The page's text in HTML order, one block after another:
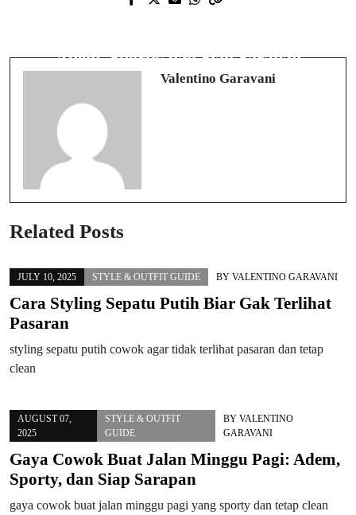
Santai
Adem, Sporty, dan Siap Sarapan
Valentino Garavani
Related Posts
JULY 10, 2025 STYLE & OUTFIT GUIDE BY VALENTINO GARAVANI
Cara Styling Sepatu Putih Biar Gak Terlihat
Pasaran
styling sepatu putih cowok agar tidak terlihat pasaran dan tetap
clean
AUGUST 07,
2025
STYLE & OUTFIT
GUIDE
BY VALENTINO
GARAVANI
Gaya Cowok Buat Jalan Minggu Pagi: Adem,
Sporty, dan Siap Sarapan
gaya cowok buat jalan minggu pagi yang sporty dan tetap clean